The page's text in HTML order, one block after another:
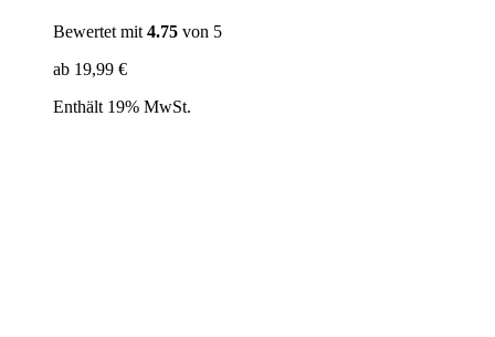
Bewertet mit 4.75 von 5
ab 19,99 €
Enthält 19% MwSt.